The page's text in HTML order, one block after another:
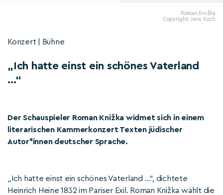
Roman Knižka
Copyright: Jens Koch
Konzert | Bühne
„Ich hatte einst ein schönes Vaterland
…“
Der Schauspieler Roman Knižka widmet sich in einem
literarischen Kammerkonzert Texten jüdischer
Autor*innen deutscher Sprache.
„Ich hatte einst ein schönes Vaterland …“, dichtete
Heinrich Heine 1832 im Pariser Exil. Roman Knižka wählt die